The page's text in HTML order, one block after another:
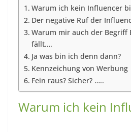
Warum ich kein Influencer
Der negative Ruf der
Warum mir auch der Begriff
fällt….
Ja was bin ich denn dann?
Kennzeichung von Werbung
Fein raus? Sicher? …..
Warum ich kein